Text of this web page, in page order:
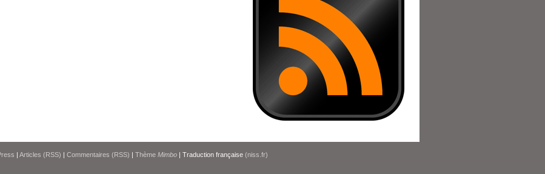
| Articles (RSS) | Commentaires (RSS) | Thème Mimbo | Traduction française (niss.fr)